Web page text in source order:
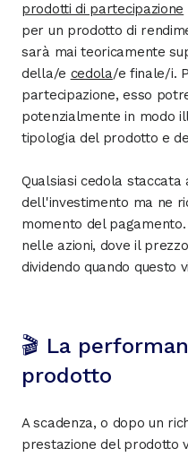
prodotti di partecipazione
per un prodotto di
sarà mai teoricamente
della/e cedola/e finale/i.
partecipazione, esso
potenzialmente in modo
tipologia del prodotto e
Qualsiasi cedola
dell'investimento ma ne
momento del
nelle azioni, dove il
dividendo quando questo
🎬 La
prodotto
A scadenza, o dopo un
prestazione del prodotto